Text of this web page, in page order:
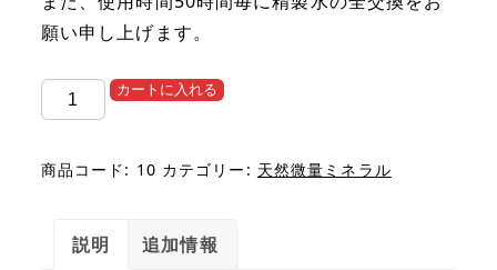
願い申し上げます。
HYDROGEN
MEGA3600
高
カートに入れる
商品コード: 10 カテゴリー: 天然微量ミネラル
説明 追加情報